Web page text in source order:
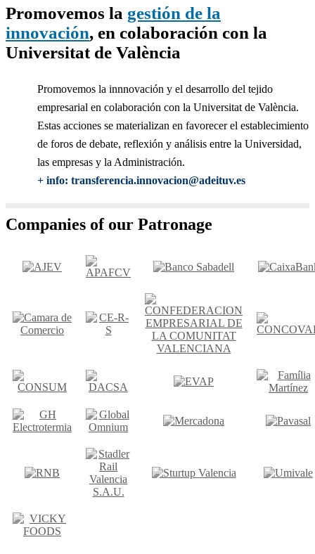
Promovemos la gestión de la
innovación, en colaboración con la
Universitat de València
Promovemos la innnovación y el desarrollo del tejido
empresarial en colaboración con la Universitat de València.
Estas acciones se materializan en favorecer el establecimiento
de foros de debate, reflexión y análisis entre la Universidad,
las empresas y la Administración.
+ info: transferencia.innovacion@adeituv.es
Companies of our Patronage